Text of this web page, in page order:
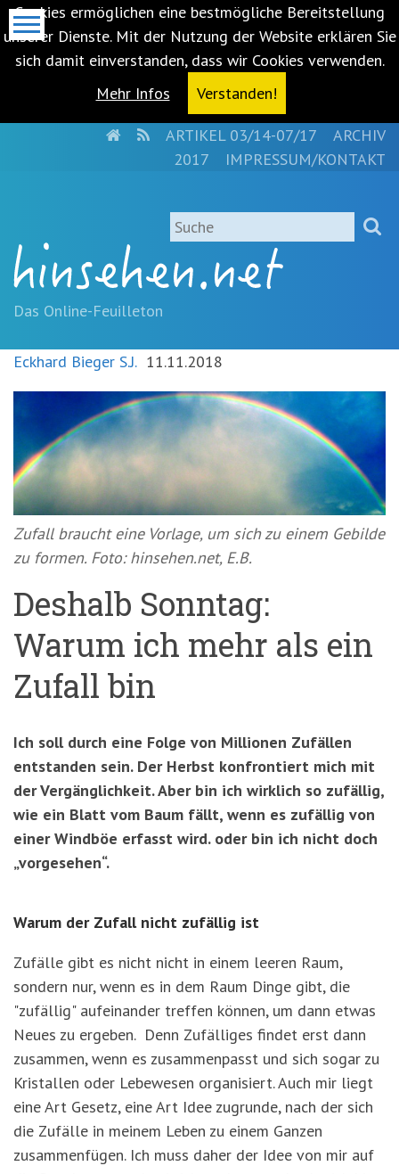
Cookies ermöglichen eine bestmögliche Bereitstellung
unserer Dienste. Mit der Nutzung der Website erklären Sie
sich damit einverstanden, dass wir Cookies verwenden.
Mehr Infos
Verstanden!
springen
(Accesskey
'1')Zur
springen
springen
(Accesskey
'2')
HOMERSSARTIKEL 03/14-07/17
ARCHIV
2017
IMPRESSUM/KONTAKT
Suche
Das Online-Feuilleton
Eckhard Bieger S.J. 11.11.2018
Zufall braucht eine Vorlage, um sich zu einem Gebilde
zu formen. Foto: hinsehen.net, E.B.
Deshalb Sonntag:
Warum ich mehr als ein
Zufall bin
Ich soll durch eine Folge von Millionen Zufällen
entstanden sein. Der Herbst konfrontiert mich mit
der Vergänglichkeit. Aber bin ich wirklich so zufällig,
wie ein Blatt vom Baum fällt, wenn es zufällig von
einer Windböe erfasst wird. oder bin ich nicht doch
„vorgesehen“.
Warum der Zufall nicht zufällig ist
Zufälle gibt es nicht nicht in einem leeren Raum,
sondern nur, wenn es in dem Raum Dinge gibt, die
"zufällig" aufeinander treffen können, um dann etwas
Neues zu ergeben. Denn Zufälliges findet erst dann
zusammen, wenn es zusammenpasst und sich sogar zu
Kristallen oder Lebewesen organisiert. Auch mir liegt
eine Art Gesetz, eine Art Idee zugrunde, nach der sich
die Zufälle in meinem Leben zu einem Ganzen
zusammenfügen. Ich muss daher der Idee von mir auf